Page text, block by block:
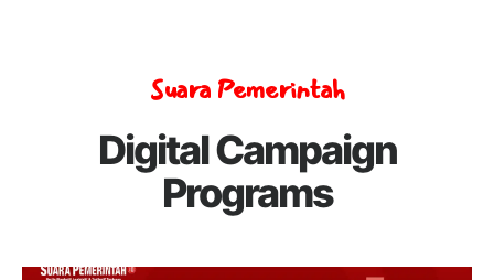
Suara Pemerintah
Digital Campaign
Programs